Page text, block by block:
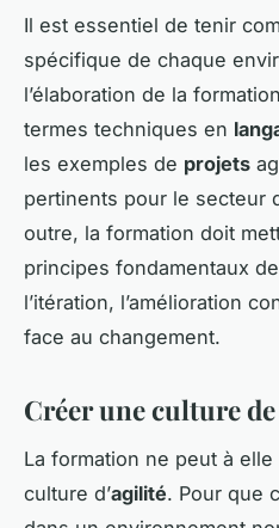
Il est essentiel de tenir
spécifique de chaque
l’élaboration de la
termes techniques en
les exemples de projets
pertinents pour le secteur
outre, la formation doit
principes fondamentaux
l’itération, l’amélioration
face au changement.
Créer une culture
La formation ne peut à
culture d’agilité. Pour que